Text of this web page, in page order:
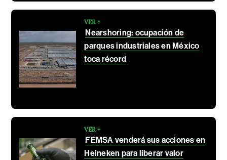
VER +
Nearshoring: ocupación de
parques industriales en México
toca récord
VER +
FEMSA venderá sus acciones en
Heineken para liberar valor